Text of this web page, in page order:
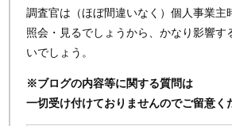
調査官は（ほぼ間違いなく）個人事業主
照会・見るでしょうから、かなり影響す
いでしょう。
※ブログの内容等に関する質問は
一切受け付けておりませんのでご留意く